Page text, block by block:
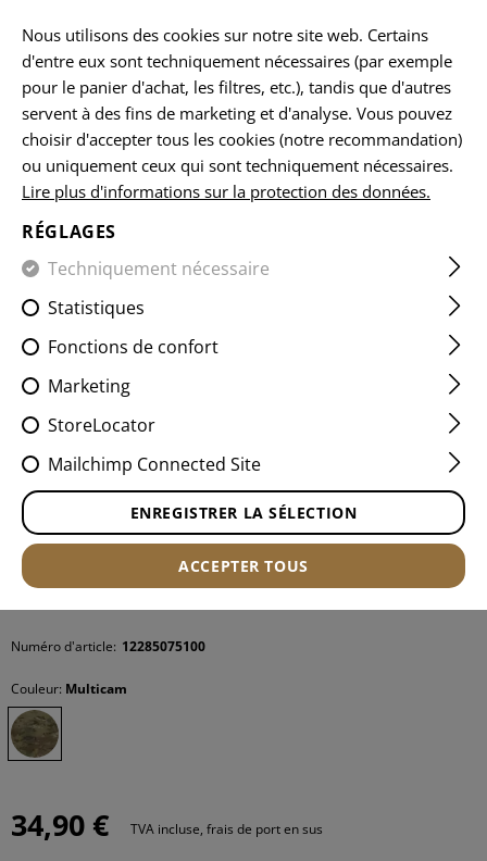
ACCUEIL EQUIPEMENTS POCHETTES POCHETTES Á
BACKWARD SR MAG POUCH
Numéro d'article: 12285075100
Couleur: Multicam
34,90 € TVA incluse, frais de port en sus
Nous utilisons des cookies sur notre site web. Certains
d'entre eux sont techniquement nécessaires (par exemple
pour le panier d'achat, les filtres, etc.), tandis que d'autres
servent à des fins de marketing et d'analyse. Vous pouvez
choisir d'accepter tous les cookies (notre recommandation)
ou uniquement ceux qui sont techniquement nécessaires.
Lire plus d'informations sur la protection des données.
RÉGLAGES
Techniquement nécessaire
Statistiques
Fonctions de confort
Marketing
StoreLocator
Mailchimp Connected Site
ENREGISTRER LA SÉLECTION
ACCEPTER TOUS